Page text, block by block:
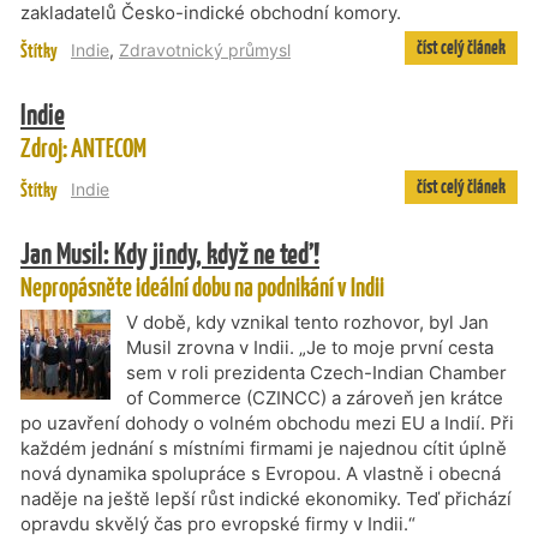
zakladatelů Česko-indické obchodní komory.
Štítky Indie, Zdravotnický průmysl číst celý článek
Indie
Zdroj: ANTECOM
Štítky Indie číst celý článek
Jan Musil: Kdy jindy, když ne teď!
Nepropásněte ideální dobu na podnikání v Indii
V době, kdy vznikal tento rozhovor, byl Jan
Musil zrovna v Indii. „Je to moje první cesta
sem v roli prezidenta Czech-Indian Chamber
of Commerce (CZINCC) a zároveň jen krátce
po uzavření dohody o volném obchodu mezi EU a Indií. Při
každém jednání s místními firmami je najednou cítit úplně
nová dynamika spolupráce s Evropou. A vlastně i obecná
naděje na ještě lepší růst indické ekonomiky. Teď přichází
opravdu skvělý čas pro evropské firmy v Indii.“